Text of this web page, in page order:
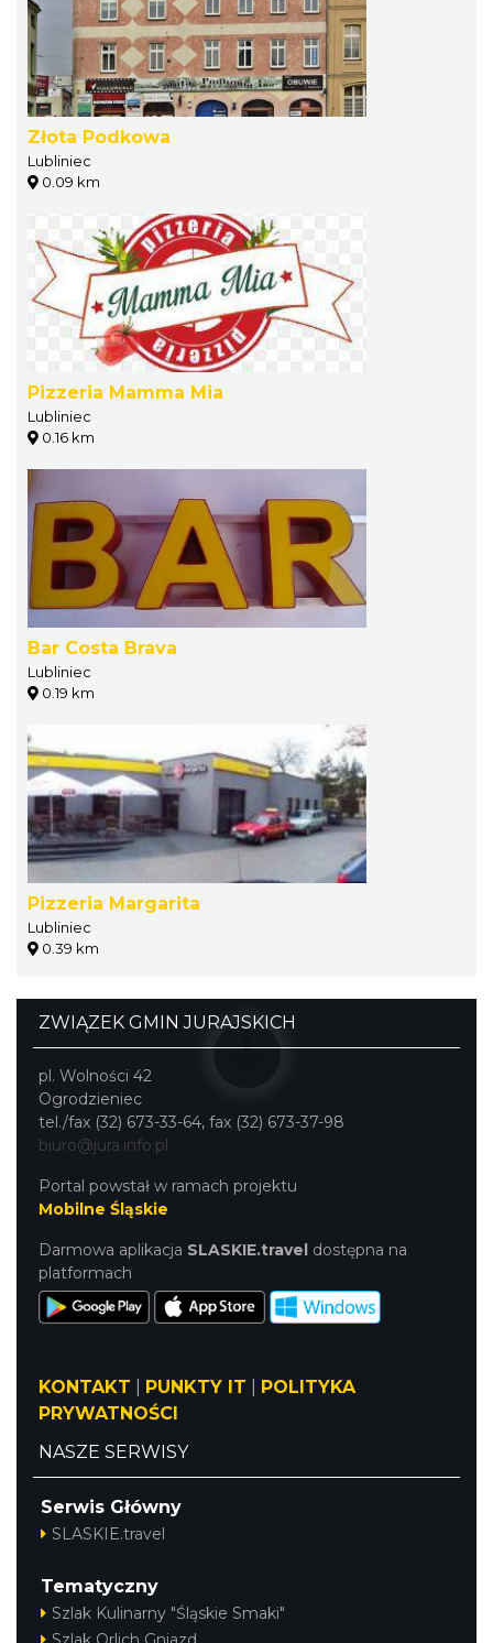
Złota Podkowa
Lubliniec
0.09 km
Pizzeria Mamma Mia
Lubliniec
0.16 km
Bar Costa Brava
Lubliniec
0.19 km
Pizzeria Margarita
Lubliniec
0.39 km
ZWIĄZEK GMIN JURAJSKICH
pl. Wolności 42
Ogrodzieniec
tel./fax (32) 673-33-64, fax (32) 673-37-98
biuro@jura.info.pl
Portal powstał w ramach projektu
Mobilne Śląskie
Darmowa aplikacja SLASKIE.travel dostępna na
platformach
KONTAKT PUNKTY IT
POLITYKA
PRYWATNOŚCI
NASZE SERWISY
Serwis Główny
SLASKIE.travel
Tematyczny
Szlak Kulinarny "Śląskie Smaki"